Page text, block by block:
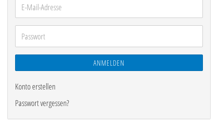
E-
Mail-
Adresse
Passwort
ANMELDEN
Konto erstellen
Passwort vergessen?